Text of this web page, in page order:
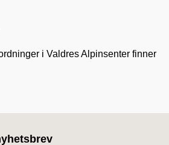
i Valdres Alpinsenter finner